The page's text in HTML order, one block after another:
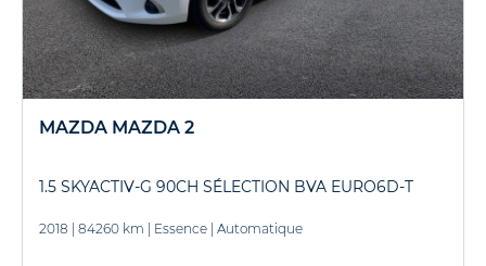
MAZDA MAZDA 2
1.5 SKYACTIV-G 90CH SÉLECTION BVA EURO6D-T
2018 | 84260 km | Essence | Automatique